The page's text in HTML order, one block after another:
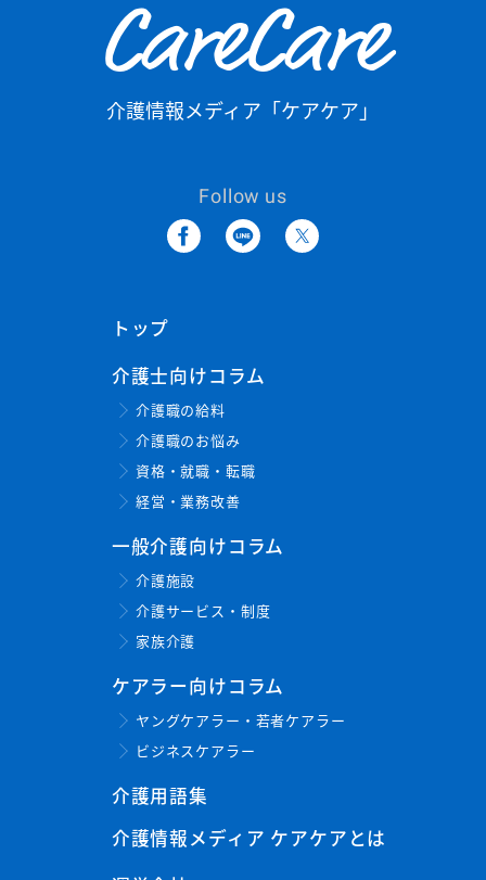
CareCare
介護情報メディア「ケアケア」
Follow us
トップ
介護士向けコラム
介護職の給料
介護職のお悩み
資格・就職・転職
経営・業務改善
一般介護向けコラム
介護施設
介護サービス・制度
家族介護
ケアラー向けコラム
ヤングケアラー・若者ケアラー
ビジネスケアラー
介護用語集
介護情報メディア ケアケアとは